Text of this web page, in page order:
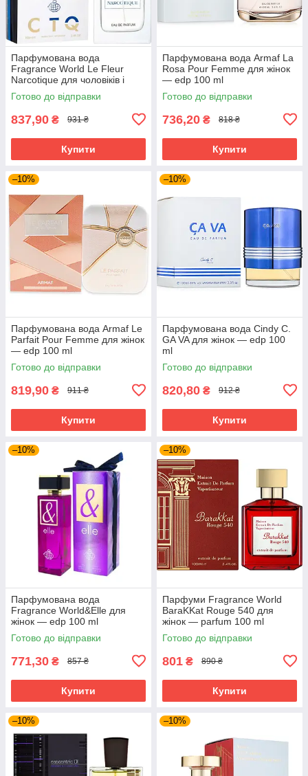
Парфумована вода
Fragrance World Le Fleur
Narcotique для чоловіків і
жінок edp 100 ml
Готово до відправки
837,90 ₴ 931 ₴
Купити
Парфумована вода Armaf La
Rosa Pour Femme для жінок
— edp 100 ml
Готово до відправки
736,20 ₴ 818 ₴
Купити
–10%
Парфумована вода Armaf Le
Parfait Pour Femme для жінок
— edp 100 ml
Готово до відправки
819,90 ₴ 911 ₴
Купити
–10%
Парфумована вода Cindy C.
GA VA для жінок — edp 100
ml
Готово до відправки
820,80 ₴ 912 ₴
Купити
–10%
Парфумована вода
Fragrance World&Elle для
жінок — edp 100 ml
Готово до відправки
771,30 ₴ 857 ₴
Купити
–10%
Парфуми Fragrance World
BaraKKat Rouge 540 для
жінок — parfum 100 ml
Готово до відправки
801 ₴ 890 ₴
Купити
–10% –10%